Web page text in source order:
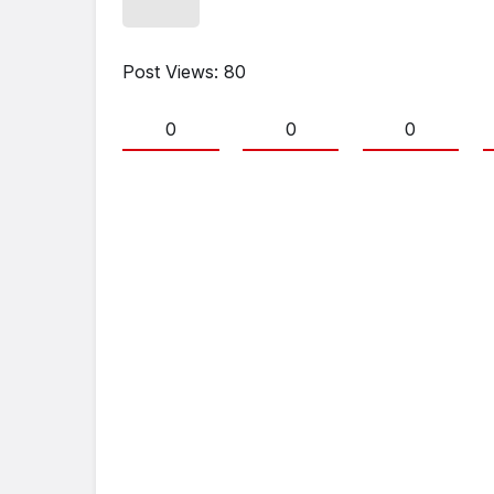
Post Views: 80
0 0 0